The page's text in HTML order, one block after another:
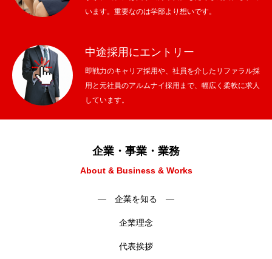
います。重要なのは学部より想いです。
中途採用にエントリー
即戦力のキャリア採用や、社員を介したリファラル採
用と元社員のアルムナイ採用まで、幅広く柔軟に求人
しています。
企業・事業・業務
About & Business & Works
― 企業を知る ―
企業理念
代表挨拶